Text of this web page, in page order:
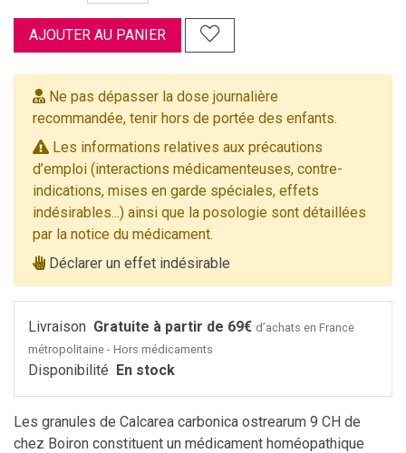
AJOUTER AU PANIER
Ne pas dépasser la dose journalière
recommandée, tenir hors de portée des enfants.
Les informations relatives aux précautions
d’emploi (interactions médicamenteuses, contre-
indications, mises en garde spéciales, effets
indésirables...) ainsi que la posologie sont détaillées
par la notice du médicament.
Déclarer un effet indésirable
Livraison Gratuite à partir de 69€ d’achats en France
métropolitaine - Hors médicaments
Disponibilité En stock
Les granules de Calcarea carbonica ostrearum 9 CH de
chez Boiron constituent un médicament homéopathique